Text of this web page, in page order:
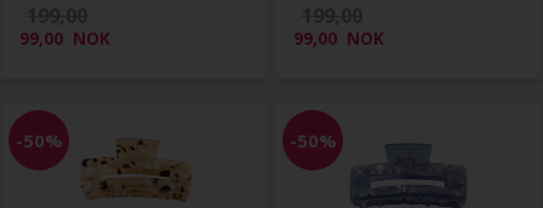
99,00 NOK 99,00 NOK
-50% -50%